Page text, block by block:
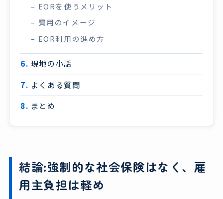
EORを使うメリット
費用のイメージ
EOR利用の進め方
現地の小話
よくある質問
まとめ
結論:強制的な社会保険はなく、雇
用主負担は軽め